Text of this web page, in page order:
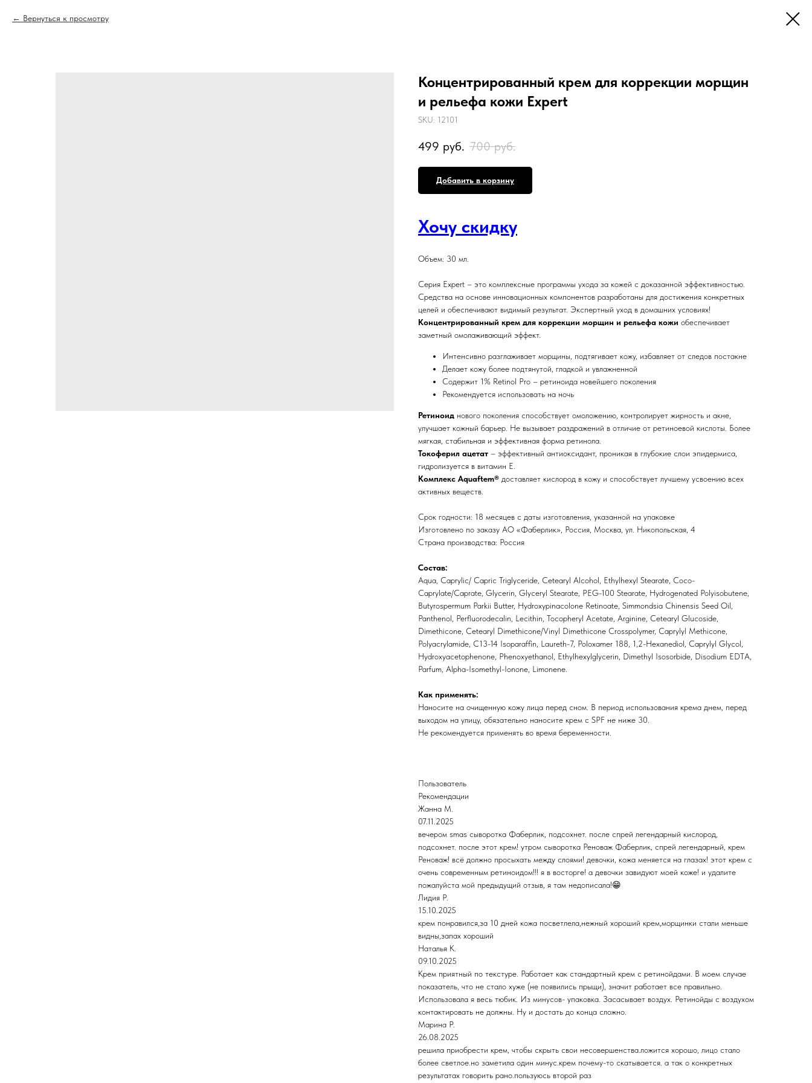
Вернуться к просмотру
Концентрированный крем для коррекции морщин
и рельефа кожи Expert
SKU: 12101
499 руб. 700 руб.
Добавить в корзину
Хочу скидку
Объем: 30 мл.
Серия Expert – это комплексные программы ухода за кожей с доказанной эффективностью.
Средства на основе инновационных компонентов разработаны для достижения конкретных
целей и обеспечивают видимый результат. Экспертный уход в домашних условиях!
Концентрированный крем для коррекции морщин и рельефа кожи обеспечивает
заметный омолаживающий эффект.
Интенсивно разглаживает морщины, подтягивает кожу, избавляет от следов постакне
Делает кожу более подтянутой, гладкой и увлажненной
Содержит 1% Retinol Pro – ретиноида новейшего поколения
Рекомендуется использовать на ночь
Ретиноид нового поколения способствует омоложению, контролирует жирность и акне,
улучшает кожный барьер. Не вызывает раздражений в отличие от ретиноевой кислоты. Более
мягкая, стабильная и эффективная форма ретинола.
Токоферил ацетат – эффективный антиоксидант, проникая в глубокие слои эпидермиса,
гидролизуется в витамин Е.
Комплекс Aquaftem® доставляет кислород в кожу и способствует лучшему усвоению всех
активных веществ.
Срок годности: 18 месяцев с даты изготовления, указанной на упаковке
Изготовлено по заказу АО «Фаберлик», Россия, Москва, ул. Никопольская, 4
Страна производства: Россия
Состав:
Aqua, Caprylic/ Capric Triglyceride, Cetearyl Alcohol, Ethylhexyl Stearate, Coco-
Caprylate/Caprate, Glycerin, Glyceryl Stearate, PEG-100 Stearate, Hydrogenated Polyisobutene,
Butyrospermum Parkii Butter, Hydroxypinacolone Retinoate, Simmondsia Chinensis Seed Oil,
Panthenol, Perfluorodecalin, Lecithin, Tocopheryl Acetate, Arginine, Cetearyl Glucoside,
Dimethicone, Cetearyl Dimethicone/Vinyl Dimethicone Crosspolymer, Caprylyl Methicone,
Polyacrylamide, C13-14 Isoparaffin, Laureth-7, Poloxamer 188, 1,2-Hexanediol, Caprylyl Glycol,
Hydroxyacetophenone, Phenoxyethanol, Ethylhexylglycerin, Dimethyl Isosorbide, Disodium EDTA,
Parfum, Alpha-Isomethyl-Ionone, Limonene.
Как применять:
Наносите на очищенную кожу лица перед сном. В период использования крема днем, перед
выходом на улицу, обязательно наносите крем с SPF не ниже 30.
Не рекомендуется применять во время беременности.
Пользователь
Рекомендации
Жанна М.
07.11.2025
вечером smas сыворотка Фаберлик, подсохнет. после спрей легендарный кислород,
подсохнет. после этот крем! утром сыворотка Реноваж Фаберлик, спрей легендарный, крем
Реноваж! всё должно просыхать между слоями! девочки, кожа меняется на глазах! этот крем с
очень современным ретиноидом!!! я в восторге! а девочки завидуют моей коже! и удалите
пожалуйста мой предыдущий отзыв, я там недописала!😁
Лидия Р.
15.10.2025
крем понравился,за 10 дней кожа посветлела,нежный хороший крем,морщинки стали меньше
видны,запах хороший
Наталья К.
09.10.2025
Крем приятный по текстуре. Работает как стандартный крем с ретинойдами. В моем случае
показатель, что не стало хуже (не появились прыщи), значит работает все правильно.
Использовала я весь тюбик. Из минусов- упаковка. Засасывает воздух. Ретинойды с воздухом
контактировать не должны. Ну и достать до конца сложно.
Марина Р.
26.08.2025
решила приобрести крем, чтобы скрыть свои несовершенства.ложится хорошо, лицо стало
более светлое.но заметила один минус.крем почему-то скатывается. а так о конкретных
результатах говорить рано.пользуюсь второй раз